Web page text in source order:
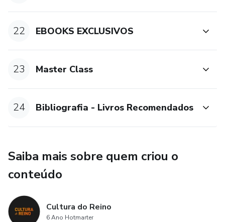
22 EBOOKS EXCLUSIVOS
23 Master Class
24 Bibliografia - Livros Recomendados
Saiba mais sobre quem criou o
conteúdo
Cultura do Reino
6 Ano Hotmarter